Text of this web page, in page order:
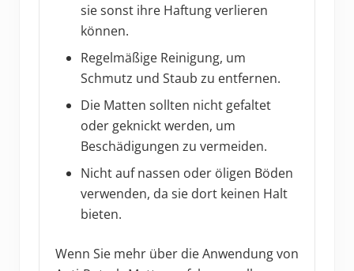
sie sonst ihre Haftung verlieren
können.
Regelmäßige Reinigung, um
Schmutz und Staub zu entfernen.
Die Matten sollten nicht gefaltet
oder geknickt werden, um
Beschädigungen zu vermeiden.
Nicht auf nassen oder öligen Böden
verwenden, da sie dort keinen Halt
bieten.
Wenn Sie mehr über die Anwendung von